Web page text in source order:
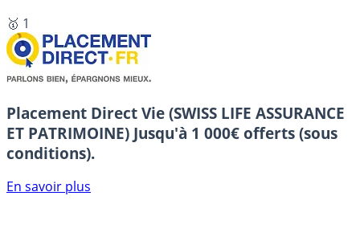
🥇 1
Placement Direct Vie (SWISS LIFE ASSURANCE
ET PATRIMOINE) Jusqu'à 1 000€ offerts (sous
conditions).
En savoir plus